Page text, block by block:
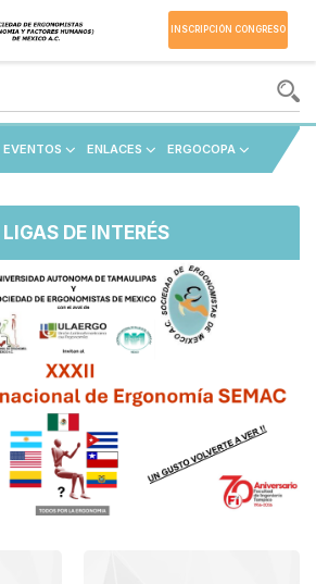
EVENTOS ENLACES ERGOCOPA
LIGAS DE INTERÉS
INSCRIPCIÓN CONGRESO